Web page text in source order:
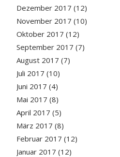
Dezember 2017 (12)
November 2017 (10)
Oktober 2017 (12)
September 2017 (7)
August 2017 (7)
Juli 2017 (10)
Juni 2017 (4)
Mai 2017 (8)
April 2017 (5)
März 2017 (8)
Februar 2017 (12)
Januar 2017 (12)